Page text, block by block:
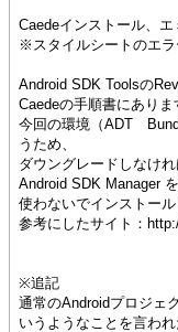
Caedeインストール、
※スタイルシートのエラ
Android SDK Toolsの
Caedeの手順書にありま
今回の環境（ADT
うため、
ダウングレードしなけれ
Android SDK Manager
使わないでインストール
参考にしたサイト：
※追記
通常のAndroidプロジェ
いうようなことを言わ